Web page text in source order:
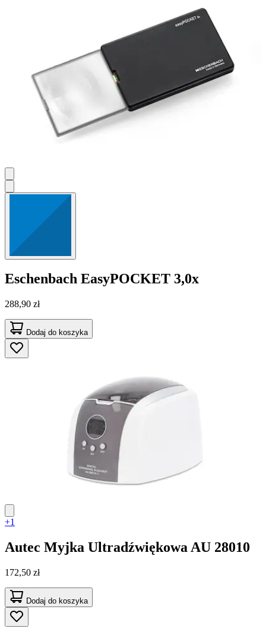
Eschenbach EasyPOCKET 3,0x
288,90 zł
Dodaj do koszyka
+1
Autec Myjka Ultradźwiękowa AU 28010
172,50 zł
Dodaj do koszyka